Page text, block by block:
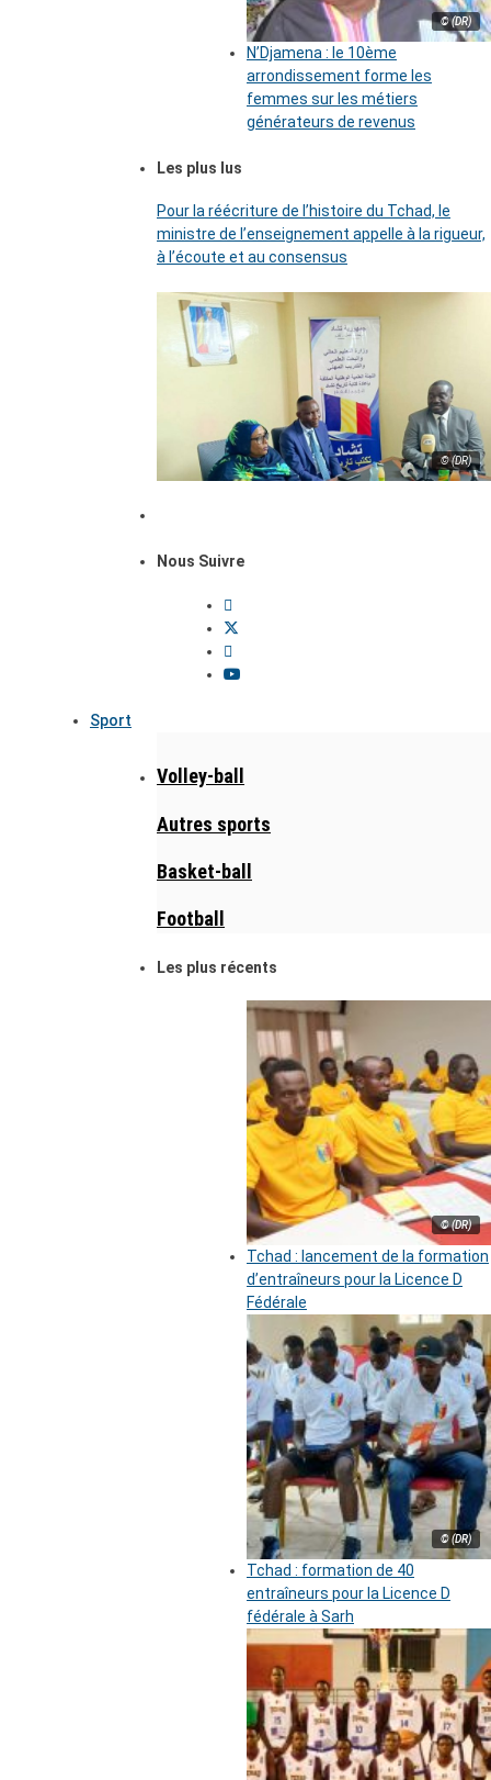
© (DR)
N’Djamena : le 10ème
arrondissement forme les
femmes sur les métiers
générateurs de revenus
Les plus lus
Pour la réécriture de l’histoire du Tchad, le
ministre de l’enseignement appelle à la rigueur,
à l’écoute et au consensus
© (DR)
Nous Suivre
Sport
Volley-ball
Autres sports
Basket-ball
Football
Les plus récents
© (DR)
Tchad : lancement de la formation
d’entraîneurs pour la Licence D
Fédérale
© (DR)
Tchad : formation de 40
entraîneurs pour la Licence D
fédérale à Sarh